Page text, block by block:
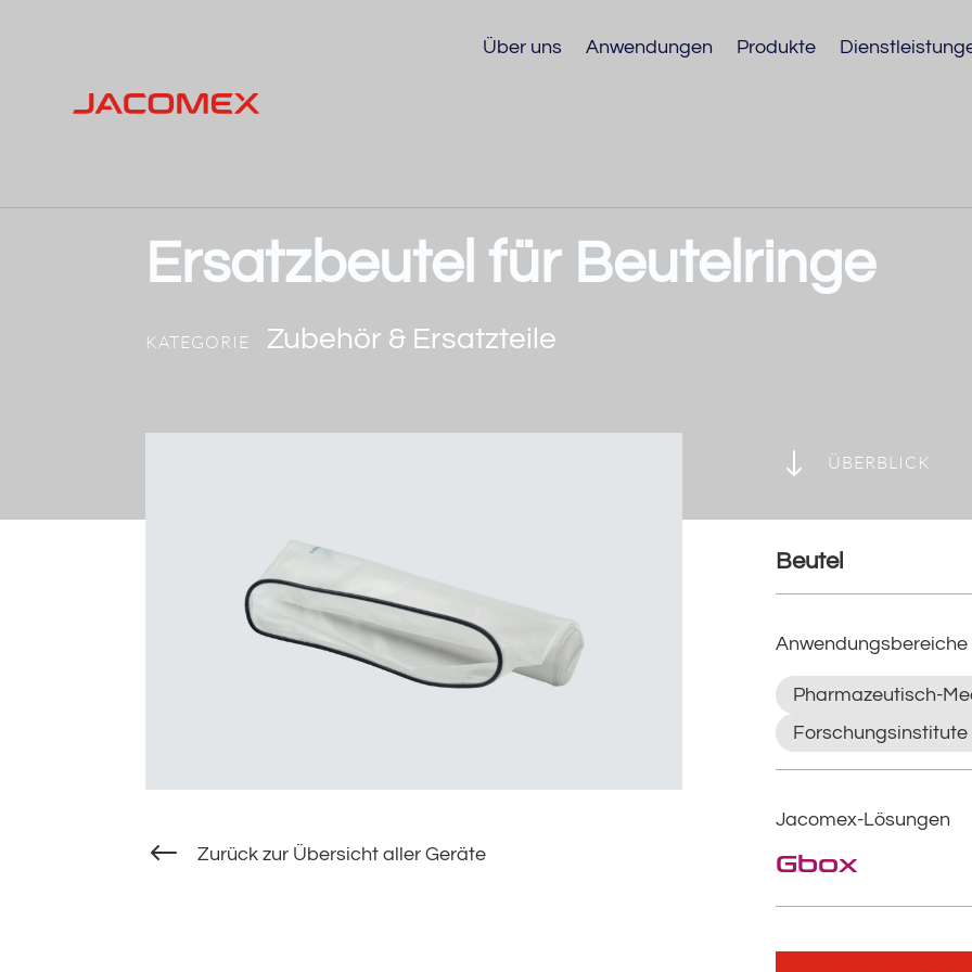
Über uns Anwendungen Produkte
Ersatzbeutel für Beutelringe
KATEGORIE Zubehör & Ersatzteile
# Zurück zur Übersicht aller Geräte
" ÜBERBLICK
Beutel
Anwendungsbereiche
Pharmazeutisch-
Jacomex-Lösungen
Gbox